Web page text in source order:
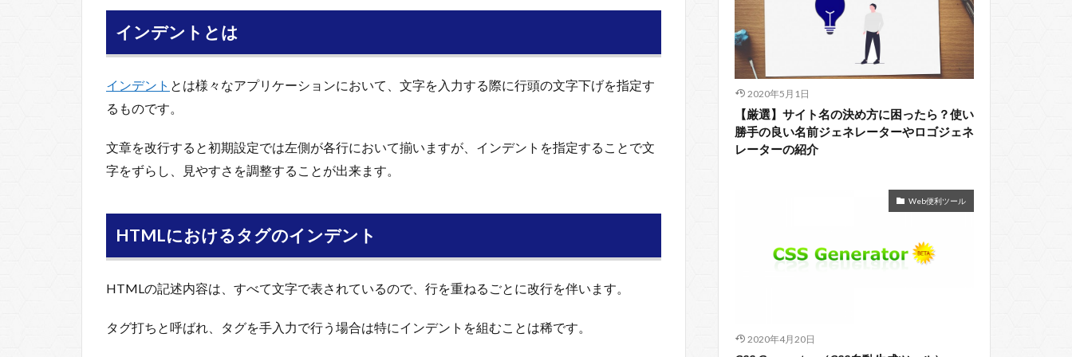
インデントとは
インデント とは様々なアプリケーションにおいて、文字を入力する際に行頭の文字下げを指定す
るものです。
文章を改行すると初期設定では左側が各行において揃いますが、インデントを指定することで文
字をずらし、見やすさを調整することが出来ます。
HTMLにおけるタグのインデント
HTMLの記述内容は、すべて文字で表されているので、行を重ねるごとに改行を伴います。
タグ打ちと呼ばれ、タグを手入力で行う場合は特にインデントを組むことは稀です。
2020年5月1日
【厳選】サイト名の決め方に困ったら？使い
勝手の良い名前ジェネレーターやロゴジェネ
レーターの紹介
Web便利ツール
2020年4月20日